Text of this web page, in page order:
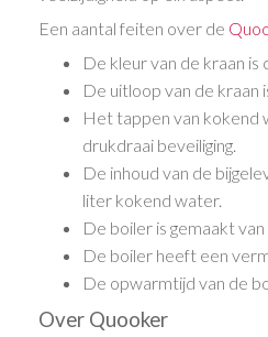
Een aantal feiten over de
De kleur van de kraan is
De uitloop van de kraan
Het tappen van kokend
drukdraai beveiliging.
De inhoud van de
liter kokend water.
De boiler is gemaakt van
De boiler heeft een
De opwarmtijd van de
Over Quooker